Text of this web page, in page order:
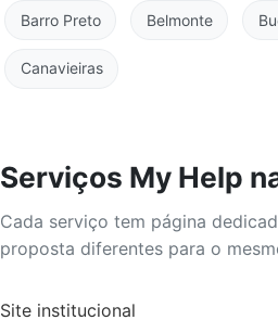
Barro Preto Belmonte
Canavieiras
Serviços My Help
Cada serviço tem página
proposta diferentes para o
Site institucional